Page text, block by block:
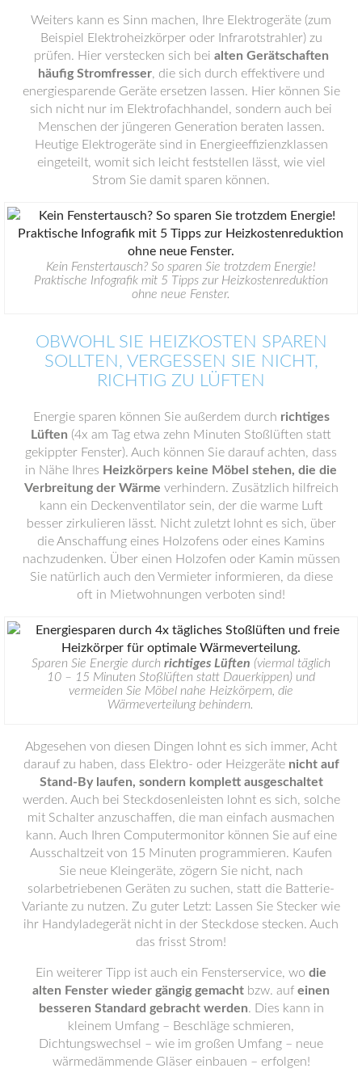
Weiters kann es Sinn machen, Ihre Elektrogeräte (zum
Beispiel Elektroheizkörper oder Infrarotstrahler) zu
prüfen. Hier verstecken sich bei alten Gerätschaften
häufig Stromfresser, die sich durch effektivere und
energiesparende Geräte ersetzen lassen. Hier können Sie
sich nicht nur im Elektrofachhandel, sondern auch bei
Menschen der jüngeren Generation beraten lassen.
Heutige Elektrogeräte sind in Energieeffizienzklassen
eingeteilt, womit sich leicht feststellen lässt, wie viel
Strom Sie damit sparen können.
Kein Fenstertausch? So sparen Sie trotzdem Energie!
Praktische Infografik mit 5 Tipps zur Heizkostenreduktion
ohne neue Fenster.
OBWOHL SIE HEIZKOSTEN SPAREN
SOLLTEN, VERGESSEN SIE NICHT,
RICHTIG ZU LÜFTEN
Energie sparen können Sie außerdem durch richtiges
Lüften (4x am Tag etwa zehn Minuten Stoßlüften statt
gekippter Fenster). Auch können Sie darauf achten, dass
in Nähe Ihres Heizkörpers keine Möbel stehen, die die
Verbreitung der Wärme verhindern. Zusätzlich hilfreich
kann ein Deckenventilator sein, der die warme Luft
besser zirkulieren lässt. Nicht zuletzt lohnt es sich, über
die Anschaffung eines Holzofens oder eines Kamins
nachzudenken. Über einen Holzofen oder Kamin müssen
Sie natürlich auch den Vermieter informieren, da diese
oft in Mietwohnungen verboten sind!
Sparen Sie Energie durch richtiges Lüften (viermal täglich
10 – 15 Minuten Stoßlüften statt Dauerkippen) und
vermeiden Sie Möbel nahe Heizkörpern, die
Wärmeverteilung behindern.
Abgesehen von diesen Dingen lohnt es sich immer, Acht
darauf zu haben, dass Elektro- oder Heizgeräte nicht auf
Stand-By laufen, sondern komplett ausgeschaltet
werden. Auch bei Steckdosenleisten lohnt es sich, solche
mit Schalter anzuschaffen, die man einfach ausmachen
kann. Auch Ihren Computermonitor können Sie auf eine
Ausschaltzeit von 15 Minuten programmieren. Kaufen
Sie neue Kleingeräte, zögern Sie nicht, nach
solarbetriebenen Geräten zu suchen, statt die Batterie-
Variante zu nutzen. Zu guter Letzt: Lassen Sie Stecker wie
ihr Handyladegerät nicht in der Steckdose stecken. Auch
das frisst Strom!
Ein weiterer Tipp ist auch ein Fensterservice, wo die
alten Fenster wieder gängig gemacht bzw. auf einen
besseren Standard gebracht werden. Dies kann in
kleinem Umfang – Beschläge schmieren,
Dichtungswechsel – wie im großen Umfang – neue
wärmedämmende Gläser einbauen – erfolgen!